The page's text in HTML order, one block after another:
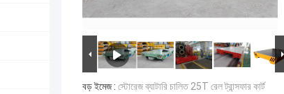
বড় ইমেজ : স্টোরেজ ব্যাটারি চালিত 25T রেল ট্রান্সফার কার্ট